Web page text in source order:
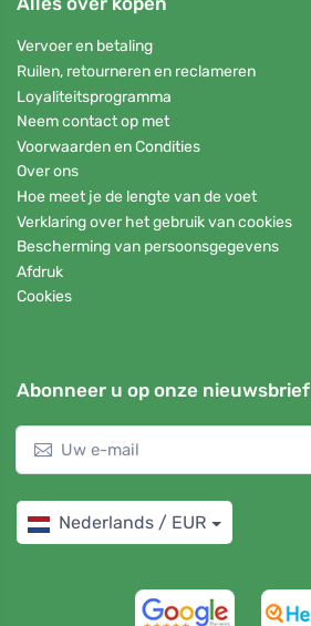
Vervoer en betaling
Ruilen, retourneren en reclameren
Loyaliteitsprogramma
Neem contact op met
Voorwaarden en Condities
Over ons
Hoe meet je de lengte van de voet
Verklaring over het gebruik van cookies
Bescherming van persoonsgegevens
Afdruk
Cookies
Abonneer u op onze nieuwsbrief
Nederlands / EUR